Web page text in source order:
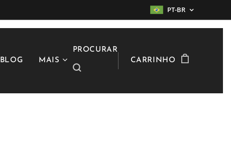
PT-BR
BLOG MAIS
PROCURAR
CARRINHO